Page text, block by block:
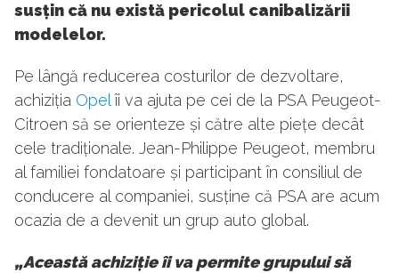
susțin că nu există pericolul canibalizării
modelelor.
Pe lângă reducerea costurilor de dezvoltare,
achiziția Opelîi va ajuta pe cei de la PSA Peugeot-
Citroen să se orienteze și către alte piețe decât
cele tradiționale. Jean-Philippe Peugeot, membru
al familiei fondatoare și participant în consiliul de
conducere al companiei, susține că PSA are acum
ocazia de a devenit un grup auto global.
„Această achiziție îi va permite grupului să